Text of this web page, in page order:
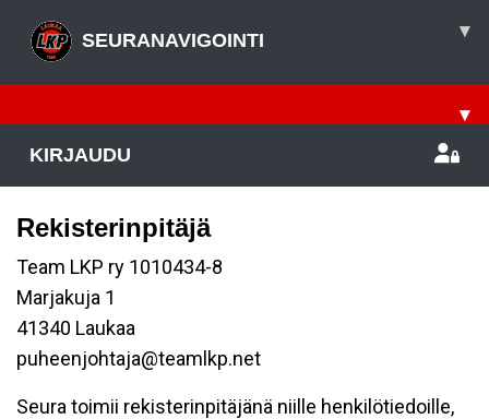
SEURANAVIGOINTI ▾
▾
KIRJAUDU
Rekisterinpitäjä
Team LKP ry 1010434-8
Marjakuja 1
41340 Laukaa
puheenjohtaja@teamlkp.net
Seura toimii rekisterinpitäjänä niille henkilötiedoille,